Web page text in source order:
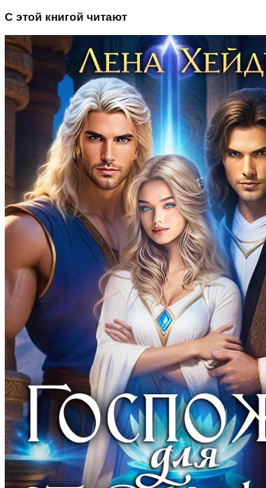
С этой книгой читают